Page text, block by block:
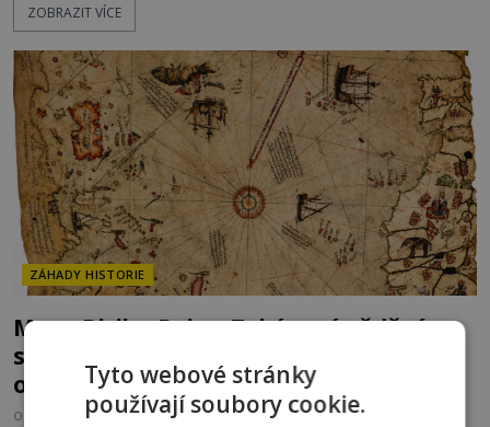
obyvatelé za hradby dobře živeného králíka, aby
dost. Čas pracuje pro obléhatele. Ve městě ubývají
zásoby a každý den znamená další porci strádá
ZOBRAZIT VÍCE
ZÁHADY HISTORIE
Mapa Piriho Reise: Zakázané vědění
starověku, nebo jen geniální práce
osmanského admirála?
OD HELENA STEJSKALOVÁ 1.8.2026 3.3TIS
Tyto webové stránky
používají soubory cookie.